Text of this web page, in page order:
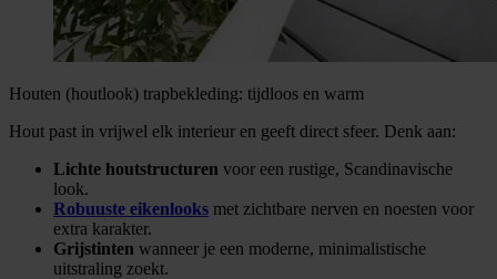
Houten (houtlook) trapbekleding: tijdloos en warm
Hout past in vrijwel elk interieur en geeft direct sfeer. Denk aan:
Lichte houtstructuren voor een rustige, Scandinavische
look.
Robuuste eikenlooks met zichtbare nerven en noesten voor
extra karakter.
Grijstinten wanneer je een moderne, minimalistische
uitstraling zoekt.